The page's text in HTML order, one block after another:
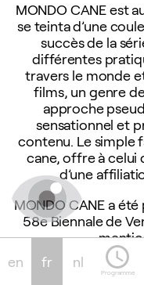
MONDO CANE est
se teinta d’une
succès de la
différentes
travers le monde
films, un genre
approche
sensationnel et
contenu. Le simple
cane, offre à celui
d’une
MONDO CANE a
58e Biennale de
Un
en fr nl schedule
Programme